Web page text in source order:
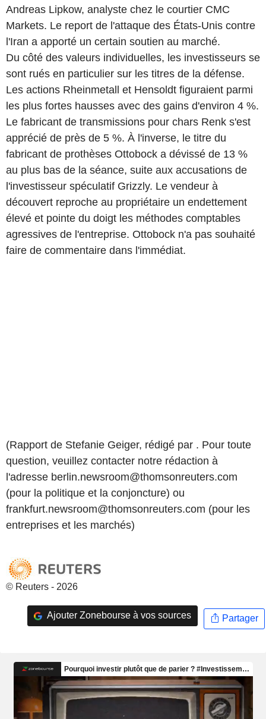
Andreas Lipkow, analyste chez le courtier CMC
Markets. Le report de l'attaque des États-Unis contre
l'Iran a apporté un certain soutien au marché.
Du côté des valeurs individuelles, les investisseurs se
sont rués en particulier sur les titres de la défense.
Les actions Rheinmetall et Hensoldt figuraient parmi
les plus fortes hausses avec des gains d'environ 4 %.
Le fabricant de transmissions pour chars Renk s'est
apprécié de près de 5 %. À l'inverse, le titre du
fabricant de prothèses Ottobock a dévissé de 13 %
au plus bas de la séance, suite aux accusations de
l'investisseur spéculatif Grizzly. Le vendeur à
découvert reproche au propriétaire un endettement
élevé et pointe du doigt les méthodes comptables
agressives de l'entreprise. Ottobock n'a pas souhaité
faire de commentaire dans l'immédiat.
(Rapport de Stefanie Geiger, rédigé par . Pour toute
question, veuillez contacter notre rédaction à
l'adresse berlin.newsroom@thomsonreuters.com
(pour la politique et la conjoncture) ou
frankfurt.newsroom@thomsonreuters.com (pour les
entreprises et les marchés)
© Reuters - 2026
Ajouter Zonebourse à vos sources Partager